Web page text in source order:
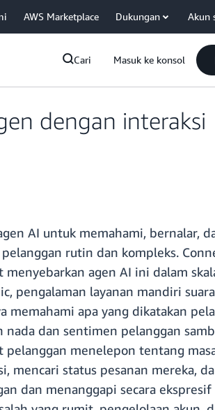
AWS Marketplace Dukungan Akun
Cari Masuk ke konsol
dengan interaksi
AI untuk memahami, bernalar,
rutin dan kompleks.
agen AI ini dalam
pengalaman layanan mandiri
memahami apa yang dikatakan
nada dan sentimen pelanggan
pelanggan menelepon tentang
mencari status pesanan mereka,
dan menanggapi secara ekspresif